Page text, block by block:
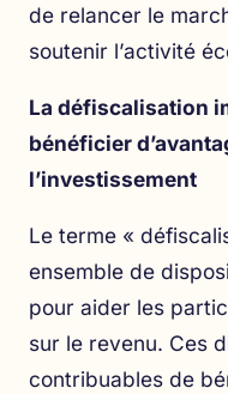
de relancer le
soutenir l’activité
La défiscalisation
bénéficier
l’investissement
Le terme «
ensemble de
pour aider les
sur le revenu. Ces
contribuables de